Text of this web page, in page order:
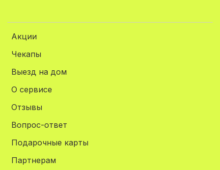
Акции
Чекапы
Выезд на дом
О сервисе
Отзывы
Вопрос-ответ
Подарочные карты
Партнерам